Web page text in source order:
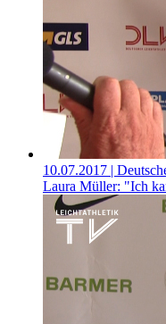
10.07.2017 |
Laura Müller: "Ich